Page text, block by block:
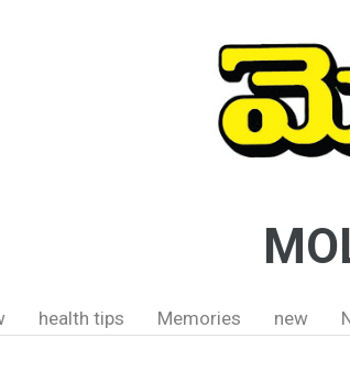
health tips Memories new